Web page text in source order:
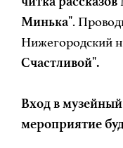
Минька".
Нижегородский
Счастливой".
Вход в
мероприятие